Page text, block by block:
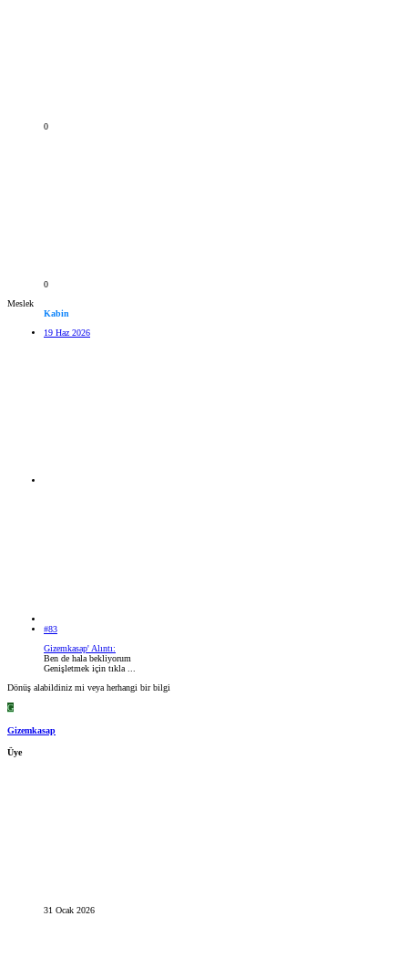
0
0
Meslek
Kabin
19 Haz 2026
#83
Gizemkasap' Alıntı:
Ben de hala bekliyorum
Genişletmek için tıkla ...
Dönüş alabildiniz mi veya herhangi bir bilgi
G
Gizemkasap
Üye
31 Ocak 2026